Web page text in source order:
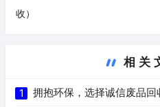
收）
相关
1 拥抱环保，选择诚信废品回